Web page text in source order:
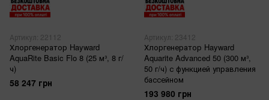
Артикул: 22112
Хлоргенератор Hayward
AquaRite Basic Flo 8 (25 м³, 8 г/
ч)
58 247 грн
Артикул: 23412
Хлоргенератор Hayward
Aquarite Advanced 50 (300 м³,
50 г/ч) с функцией управления
бассейном
193 980 грн